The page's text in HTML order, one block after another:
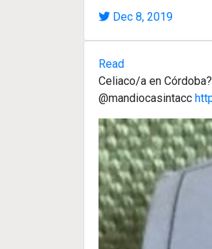
Dec 8, 2019
Read
Celiaco/a en
@mandiocasintacc